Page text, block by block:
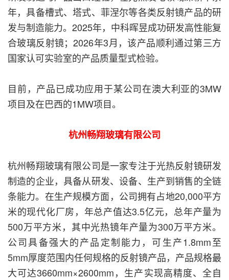
年，具备槽式、塔式、菲涅尔等各类反射镜产品的研
发与制造能力。2025年，中科晖昱成功研发高性能复
合玻璃反射镜；2026年3月，该产品顺利通过第三方
国家认可实验室的产品质量型式检验。
目前，产品已成功应用于某公司在澳大利亚的3MW
项目及在巴西的1MW项目。
杭州畅翔玻璃有限公司
杭州畅翔玻璃有限公司是一家专注于光热反射镜研发
制造的企业，具备从研发、设备、生产到销售的全链
条能力。在生产规模方面，公司拥有占地20,000平方
米的现代化厂房，年总产值达3.5亿元，总年产量为
500万平方米，其中光热镜年产量为300万平方米。
公司具备强大的产品定制能力，可生产1.8mm至
5mm厚度范围内任何规格的反射镜产品，产品规格最
大可达3660mm×2600mm，生产实现高精度、全自